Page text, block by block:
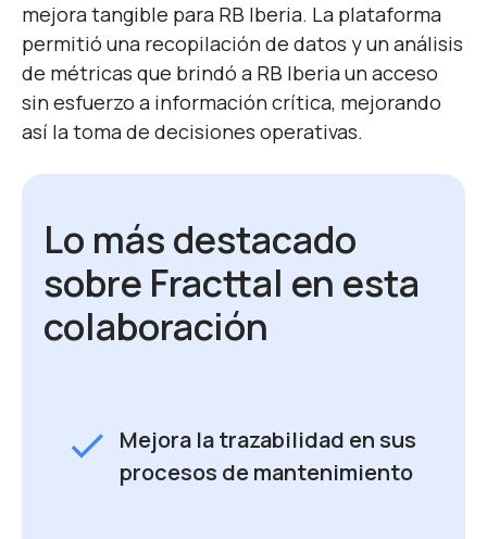
mejora tangible para RB Iberia. La plataforma
permitió una recopilación de datos y un análisis
de métricas que brindó a RB Iberia un acceso
sin esfuerzo a información crítica, mejorando
así la toma de decisiones operativas.
Lo más destacado
sobre Fracttal en esta
colaboración
check Mejora la trazabilidad en sus
procesos de mantenimiento